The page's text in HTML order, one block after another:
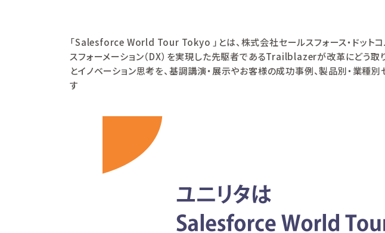
「Salesforce World Tour Tokyo 」とは、株式会社セールスフォース・ドットコ
スフォーメーション（DX）を実現した先駆者であるTrailblazerが改革にどう取
とイノベーション思考を、基調講演・展示やお客様の成功事例、製品別・業種
す